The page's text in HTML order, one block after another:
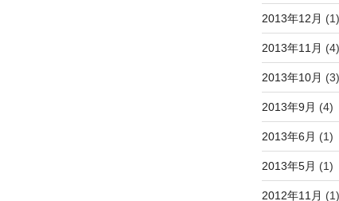
2013年12月 (1)
2013年11月 (4)
2013年10月 (3)
2013年9月 (4)
2013年6月 (1)
2013年5月 (1)
2012年11月 (1)